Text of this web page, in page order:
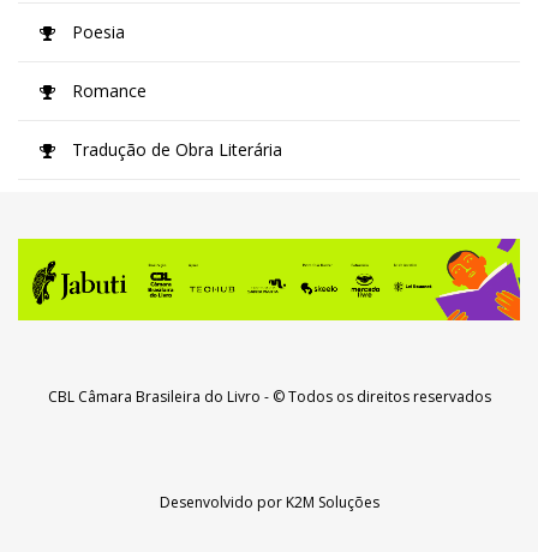
Poesia
Romance
Tradução de Obra Literária
CBL Câmara Brasileira do Livro - © Todos os direitos reservados
Desenvolvido porK2M Soluções